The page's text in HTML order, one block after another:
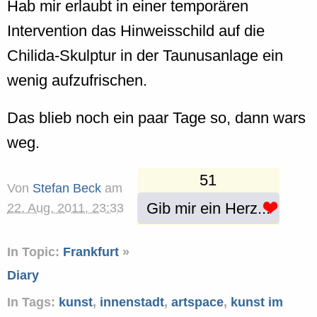
Hab mir erlaubt in einer temporären
Intervention das Hinweisschild auf die
Chilida-Skulptur in der Taunusanlage ein
wenig aufzufrischen.
Das blieb noch ein paar Tage so, dann wars
weg.
51
Gib mir ein Herz...
Von Stefan Beck am
22. Aug. 2011, 23:33
In Topic: Frankfurt »
Diary
In Tags: kunst, innenstadt, artspace, kunst im